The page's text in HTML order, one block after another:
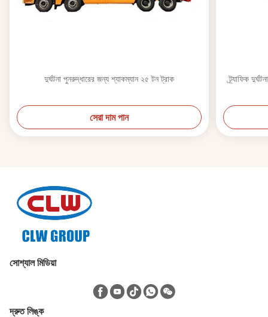
দুর্ঘটনা পুনরুদ্ধারের জন্য শ্যাকম্যান ২৫ টন ট্রাক
সেরা দাম পান
ট্র্যাফিক
সোশ্যাল মিডিয়া
দ্রুত লিঙ্ক